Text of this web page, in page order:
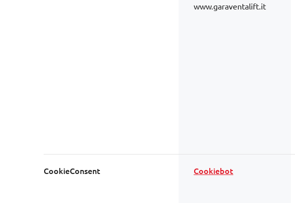
www.garaventalift.it
CookieConsent Cookiebot